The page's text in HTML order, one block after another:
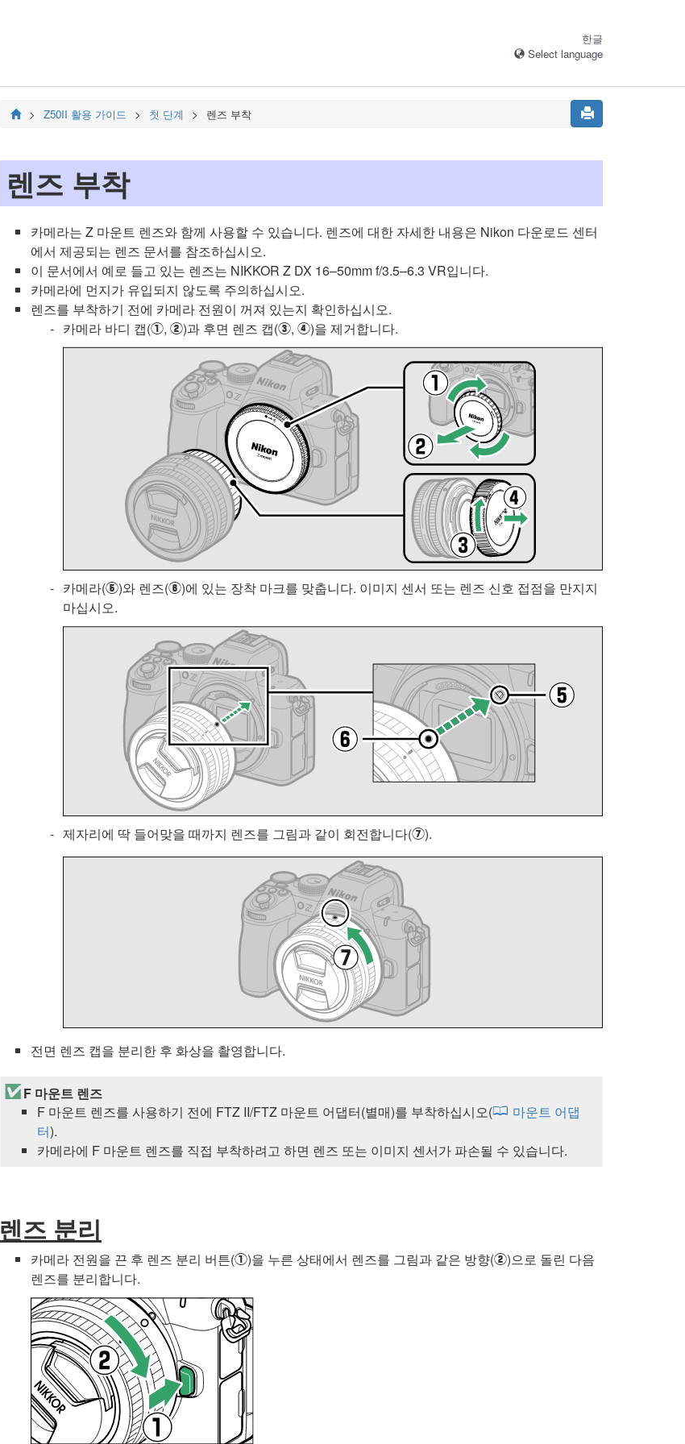
한글
Select language
Z50II 활용 가이드 첫 단계 렌즈 부착
렌즈 부착
카메라는 Z 마운트 렌즈와 함께 사용할 수 있습니다. 렌즈에 대한 자세한 내용은 Nikon 다운로드 센터
에서 제공되는 렌즈 문서를 참조하십시오.
이 문서에서 예로 들고 있는 렌즈는 NIKKOR Z DX 16–50mm f/3.5–6.3 VR입니다.
카메라에 먼지가 유입되지 않도록 주의하십시오.
렌즈를 부착하기 전에 카메라 전원이 꺼져 있는지 확인하십시오.
카메라 바디 캡(q, w)과 후면 렌즈 캡(e, r)을 제거합니다.
카메라(t)와 렌즈(y)에 있는 장착 마크를 맞춥니다. 이미지 센서 또는 렌즈 신호 접점을 만지지
마십시오.
제자리에 딱 들어맞을 때까지 렌즈를 그림과 같이 회전합니다(u).
전면 렌즈 캡을 분리한 후 화상을 촬영합니다.
F 마운트 렌즈
F 마운트 렌즈를 사용하기 전에 FTZ II/FTZ 마운트 어댑터(별매)를 부착하십시오(
마운트 어댑
터).
카메라에 F 마운트 렌즈를 직접 부착하려고 하면 렌즈 또는 이미지 센서가 파손될 수 있습니다.
렌즈 분리
카메라 전원을 끈 후 렌즈 분리 버튼(q)을 누른 상태에서 렌즈를 그림과 같은 방향(w)으로 돌린 다음
렌즈를 분리합니다.